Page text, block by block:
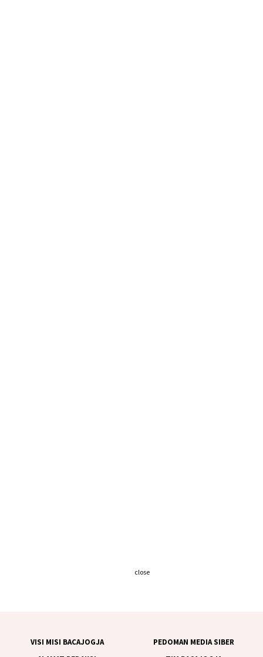
VISI MISI BACAJOGJA
PEDOMAN MEDIA SIBER
close